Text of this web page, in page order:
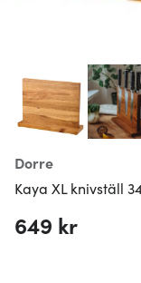
Dorre
Kaya XL knivställ
649 kr